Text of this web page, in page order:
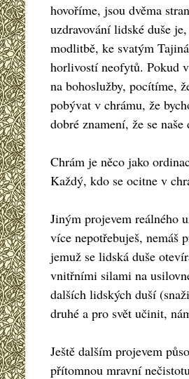
hovoříme, jsou dvěma
uzdravování lidské duše
modlitbě, ke svatým
horlivostí neofytů. Pokud
na bohoslužby, pocítíme,
pobývat v chrámu, že
dobré znamení, že se
Chrám je něco jako
Každý, kdo se ocitne v
Jiným projevem reálného
více nepotřebuješ, nemáš
jemuž se lidská duše
vnitřními silami na
dalších lidských duší
druhé a pro svět učinit,
Ještě dalším projevem
přítomnou mravní